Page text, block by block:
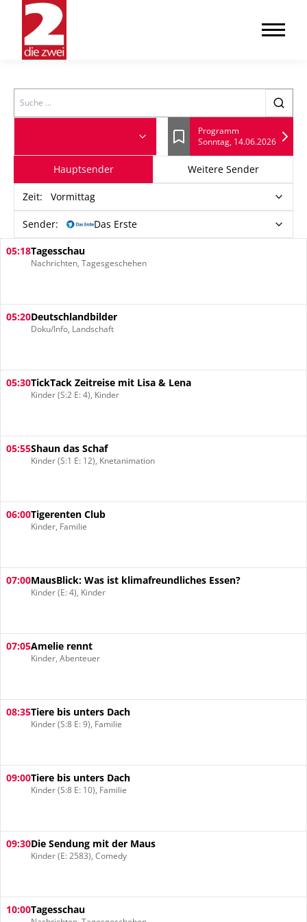
Search
Lesezeichen
Programm
Sonntag, 14.06.2026
Hauptsender Weitere Sender
Zeit: Vormittag
Sender: Das Erste
05:18Tagesschau
Nachrichten, Tagesgeschehen
05:20Deutschlandbilder
Doku/Info, Landschaft
05:30TickTack Zeitreise mit Lisa & Lena
Kinder (S:2 E: 4), Kinder
05:55Shaun das Schaf
Kinder (S:1 E: 12), Knetanimation
06:00Tigerenten Club
Kinder, Familie
07:00MausBlick: Was ist klimafreundliches Essen?
Kinder (E: 4), Kinder
07:05Amelie rennt
Kinder, Abenteuer
08:35Tiere bis unters Dach
Kinder (S:8 E: 9), Familie
09:00Tiere bis unters Dach
Kinder (S:8 E: 10), Familie
09:30Die Sendung mit der Maus
Kinder (E: 2583), Comedy
10:00Tagesschau